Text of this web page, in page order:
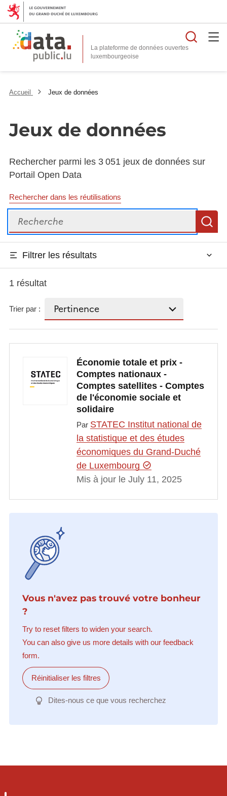
La plateforme de données ouvertes
Accueil Jeux de données
Jeux de données
Rechercher parmi les 3 051 jeux de données sur
Portail Open Data
Rechercher dans les réutilisations
Recherche
Filtrer les résultats
1 résultat
Trier par :
Économie totale et prix -
Comptes nationaux -
Comptes satellites - Comptes
de l'économie sociale et
solidaire
Par STATEC Institut national de
la statistique et des études
économiques du Grand-Duché
de Luxembourg
Mis à jour le July 11, 2025
Vous n'avez pas trouvé votre bonheur
?
Try to reset filters to widen your search.
You can also give us more details with our feedback
form.
Réinitialiser les filtres
Dites-nous ce que vous recherchez